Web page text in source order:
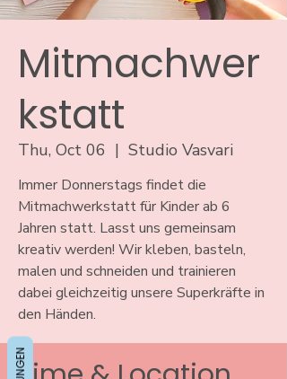
Mitmachwer
kstatt
Thu, Oct 06
  |
Studio Vasvari
Immer Donnerstags findet die
Mitmachwerkstatt für Kinder ab 6
Jahren statt. Lasst uns gemeinsam
kreativ werden! Wir kleben, basteln,
malen und schneiden und trainieren
dabei gleichzeitig unsere Superkräfte in
den Händen.